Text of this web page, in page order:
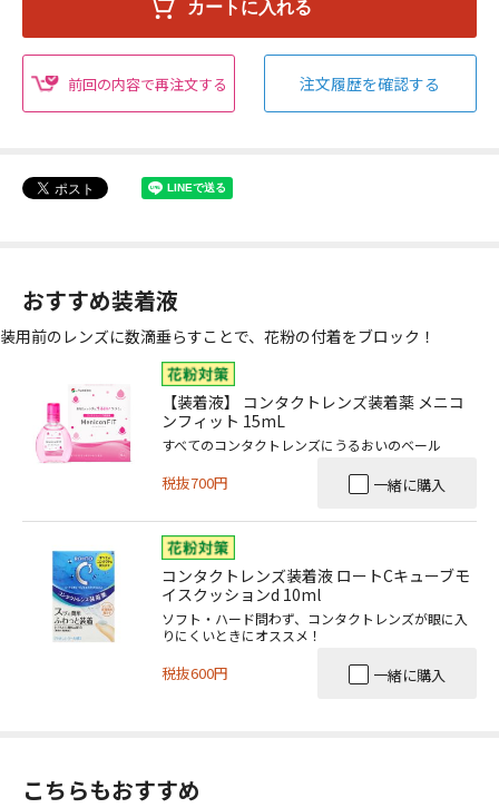
前回の内容で再注文する 注文履歴を確認する
おすすめ装着液
装用前のレンズに数滴垂らすことで、花粉の付着をブロック！
【装着液】 コンタクトレンズ装着薬 メニコ
ンフィット 15mL
すべてのコンタクトレンズにうるおいのベール
税抜700円 一緒に購入
コンタクトレンズ装着液 ロートCキューブモ
イスクッションd 10ml
ソフト・ハード問わず、コンタクトレンズが眼に入
りにくいときにオススメ！
税抜600円 一緒に購入
こちらもおすすめ